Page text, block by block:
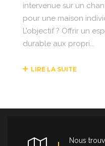
intervenue sur un
pour une maison
L’objectif ? Offrir un
durable aux propri...
LIRE LA SUITE
Nous